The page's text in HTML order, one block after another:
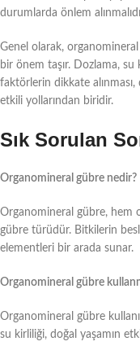
durumlarda önlem
Genel olarak, organomineral
bir önem taşır. Dozlama, su
faktörlerin dikkate
etkili yollarından biridir.
Sık Sorulan
Organomineral gübre nedir?
Organomineral gübre, hem
gübre türüdür. Bitkilerin
elementleri bir arada sunar.
Organomineral gübre
Organomineral gübre
su kirliliği, doğal yaşamın